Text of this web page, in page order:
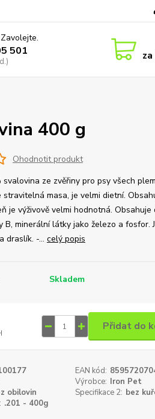
501 za
400 g
Ohodnotit produkt
ze zvěřiny pro psy všech
masa, je velmi dietní.
je výživově velmi hodnotná. Obsahuje
B, minerální látky jako železo a fosfor.
draslík. -... celý popis
Skladem
Přidat do
EAN kód:
Výrobce: Iron Pet
obilovin Specifikace 2: bez
.201 - 400g